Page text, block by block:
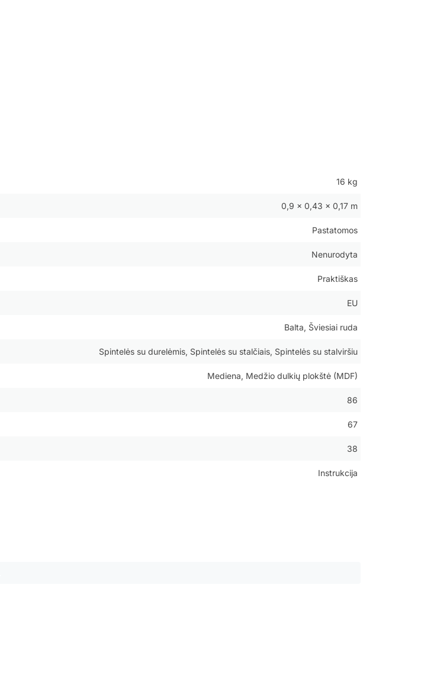
16 kg
0,9 × 0,43 × 0,17 m
Pastatomos
Nenurodyta
Praktiškas
EU
Balta, Šviesiai ruda
Spintelės su durelėmis, Spintelės su stalčiais, Spintelės su stalviršiu
Mediena, Medžio dulkių plokštė (MDF)
86
67
38
Instrukcija